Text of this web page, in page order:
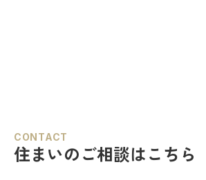
CONTACT
住まいのご相談はこちら